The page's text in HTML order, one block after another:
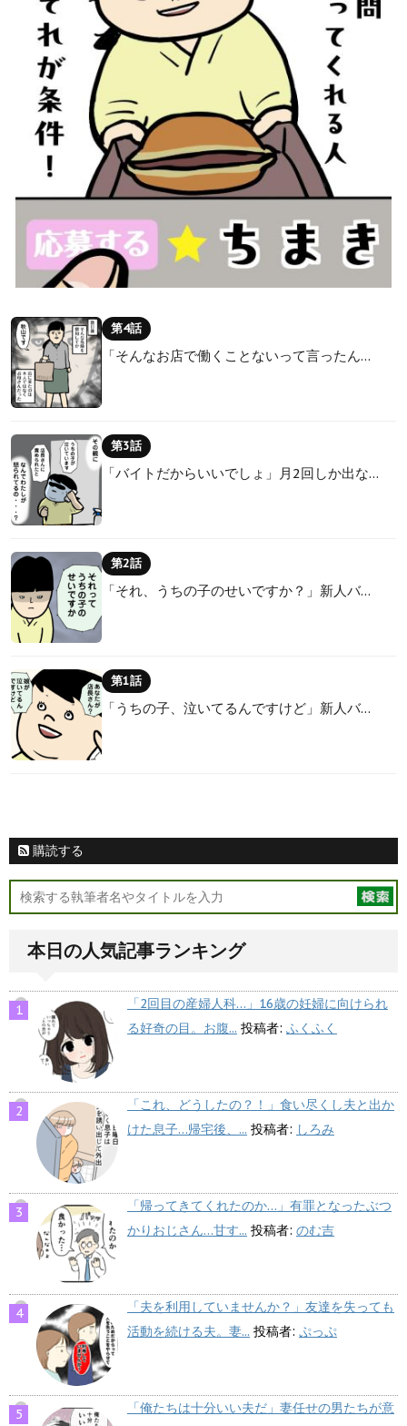
第4話
「そんなお店で働くことないって言ったん…
第3話
「バイトだからいいでしょ」月2回しか出な…
第2話
「それ、うちの子のせいですか？」新人バ…
第1話
「うちの子、泣いてるんですけど」新人バ…
購読する
本日の人気記事ランキング
「2回目の産婦人科…」16歳の妊婦に向けられ
る好奇の目。お腹... 投稿者: ふくふく
「これ、どうしたの？！」食い尽くし夫と出か
けた息子…帰宅後、... 投稿者: しろみ
「帰ってきてくれたのか…」有罪となったぶつ
かりおじさん…甘す... 投稿者: のむ吉
「夫を利用していませんか？」友達を失っても
活動を続ける夫。妻... 投稿者: ぷっぷ
「俺たちは十分いい夫だ」妻任せの男たちが意